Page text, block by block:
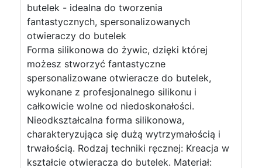
butelek - idealna do tworzenia
fantastycznych, spersonalizowanych
otwieraczy do butelek
Forma silikonowa do żywic, dzięki której
możesz stworzyć fantastyczne
spersonalizowane otwieracze do butelek,
wykonane z profesjonalnego silikonu i
całkowicie wolne od niedoskonałości.
Nieodkształcalna forma silikonowa,
charakteryzująca się dużą wytrzymałością i
trwałością. Rodzaj techniki ręcznej: Kreacja w
kształcie otwieracza do butelek. Materiał: